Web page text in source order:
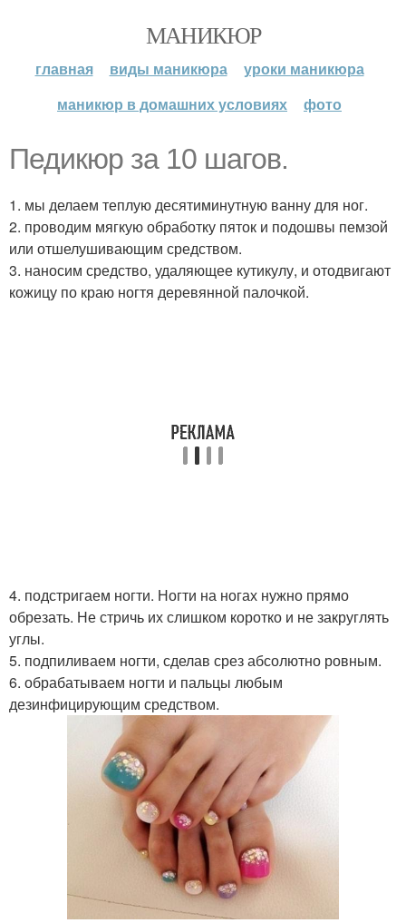
МАНИКЮР
главная виды маникюра
уроки маникюра
маникюр в домашних условиях
фото
Педикюр за 10 шагов.
1. мы делаем теплую десятиминутную ванну для ног.
2. проводим мягкую обработку пяток и подошвы пемзой
или отшелушивающим средством.
3. наносим средство, удаляющее кутикулу, и отодвигают
кожицу по краю ногтя деревянной палочкой.
4. подстригаем ногти. Ногти на ногах нужно прямо
обрезать. Не стричь их слишком коротко и не закруглять
углы.
5. подпиливаем ногти, сделав срез абсолютно ровным.
6. обрабатываем ногти и пальцы любым
дезинфицирующим средством.